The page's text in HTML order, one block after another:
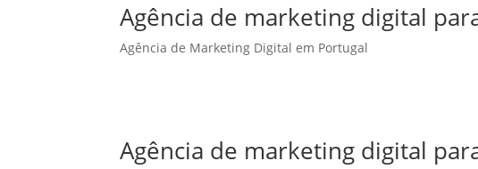
Agência de marketing digital
Agência de Marketing Digital em Portugal
Agência de marketing digital